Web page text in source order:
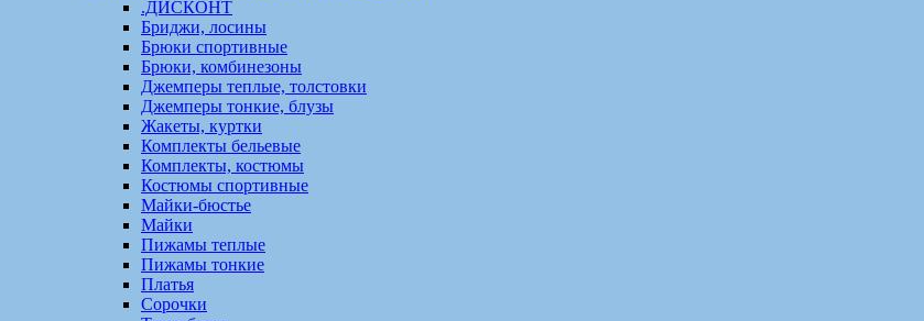
.ДИСКОНТ
Бриджи, лосины
Брюки спортивные
Брюки, комбинезоны
Джемперы теплые, толстовки
Джемперы тонкие, блузы
Жакеты, куртки
Комплекты бельевые
Комплекты, костюмы
Костюмы спортивные
Майки-бюстье
Майки
Пижамы теплые
Пижамы тонкие
Платья
Сорочки